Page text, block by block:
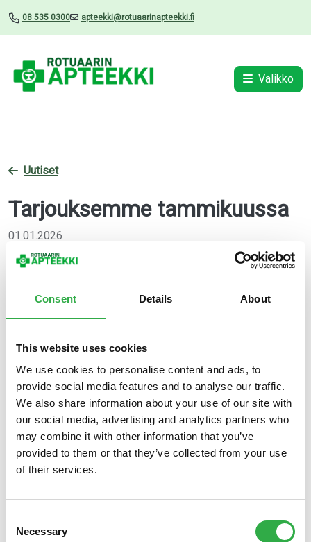
Consent Details About
This website uses cookies
We use cookies to personalise content and ads, to
provide social media features and to analyse our traffic.
We also share information about your use of our site with
our social media, advertising and analytics partners who
may combine it with other information that you’ve
provided to them or that they’ve collected from your use
of their services.
Selection
Necessary
08 535 0300 apteekki@rotuaarinapteekki.fi
Valikko
Uutiset
Tarjouksemme tammikuussa
01.01.2026
Tarjouksemme tammikuussa tarjoaa mahdollisuuden
täyttää kotiapteekki talven vaivojen varalle. Minnea D-
vitamiiniturvaa päivittäistä d-vitamiinin saantia pimeänä
aikana. Locobase Repair
voitelevat nenän limakalvoja.